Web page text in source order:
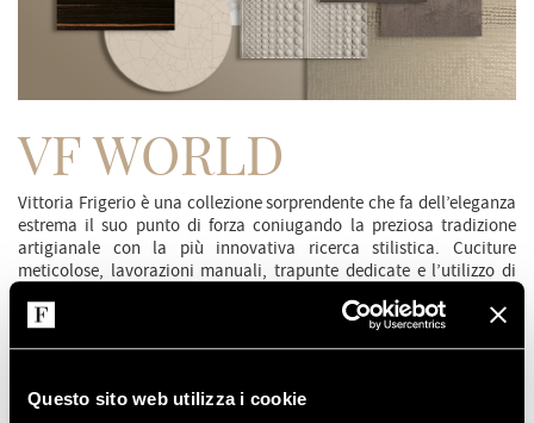
Questo sito web utilizza i cookie
VF WORLD
Vittoria Frigerio è una collezione sorprendente che fa dell’eleganza
estrema il suo punto di forza coniugando la preziosa tradizione
artigianale con la più innovativa ricerca stilistica. Cuciture
meticolose, lavorazioni manuali, trapunte dedicate e l’utilizzo di
in una collezione di classe, che si inserisce alla perfezione negli
ambienti metropolitani come in quelli più classici. Scopri il grande